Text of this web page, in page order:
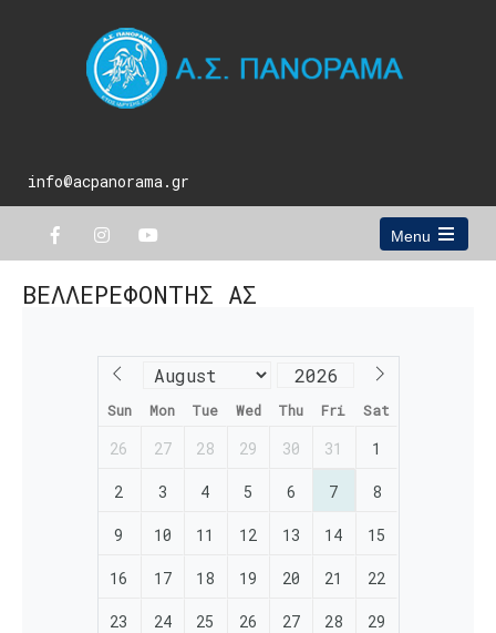
info@acpanorama.gr
Menu
Open
ΒΕΛΛΕΡΕΦΟΝΤΗΣ ΑΣ
Sun Mon Tue Wed Thu Fri Sat
26 27 28 29 30 31 1
2 3 4 5 6 7 8
9 10 11 12 13 14 15
16 17 18 19 20 21 22
23 24 25 26 27 28 29